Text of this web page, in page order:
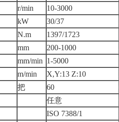
r/min 10-3000
kW 30/37
N.m 1397/1723
mm 200-1000
mm/min 1-5000
m/min X,Y:13 Z:10
把 60
任意
ISO 7388/1